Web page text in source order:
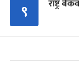
९ राष्ट्र